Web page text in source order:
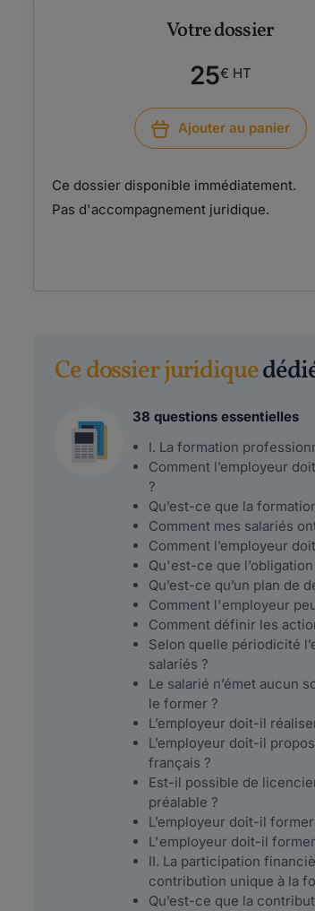
Votre dossier
25€ HT
Ajouter au panier
Ce dossier disponible immédiatement.
Pas d'accompagnement juridique.
Ce dossier juridique
38 questions essentielles
I. La formation
Comment l’employeur
?
Qu’est-ce que la
Comment mes salariés
Comment l’employeur
Qu'est-ce que
Qu’est-ce qu’un plan de
Comment l'employeur
Comment définir les
Selon quelle périodicité
salariés ?
Le salarié n’émet aucun
le former ?
L’employeur doit-il
L’employeur doit-il
français ?
Est-il possible de
préalable ?
L’employeur doit-il
L'employeur doit-il
II. La participation
contribution unique à la
Qu’est-ce que la